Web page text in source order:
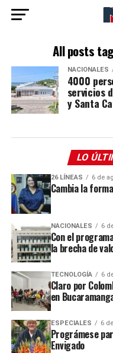
All posts
NACIONALES
4000
servicios
y Santa
LO
26 LÍNEAS 6 de
Cambia la
NACIONALES 6
Con el
la brecha de
TECNOLOGÍA 6
Claro por
en
ESPECIALES 6
Prográmese
Envigado